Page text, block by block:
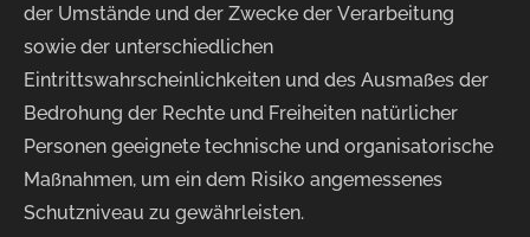
der Umstände und der Zwecke der Verarbeitung
sowie der unterschiedlichen
Eintrittswahrscheinlichkeiten und des Ausmaßes der
Bedrohung der Rechte und Freiheiten natürlicher
Personen geeignete technische und organisatorische
Maßnahmen, um ein dem Risiko angemessenes
Schutzniveau zu gewährleisten.